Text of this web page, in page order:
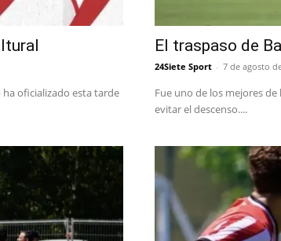
oficializado esta tarde
El traspaso de
24Siete Sport - 7 de agosto
Fue uno de los mejores
evitar el descenso....